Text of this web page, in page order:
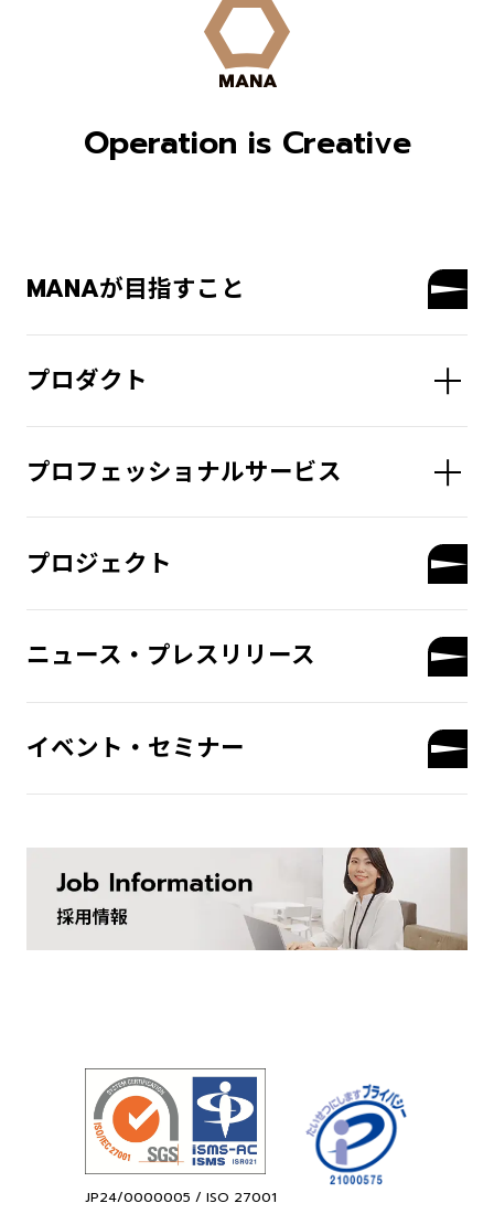
Operation is Creative
MANAが目指すこと
プロダクト
プロフェッショナルサービス
プロジェクト
ニュース・プレスリリース
イベント・セミナー
JP24/0000005 / ISO 27001